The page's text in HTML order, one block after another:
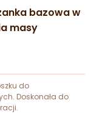
bazowa w
masy
do
Doskonała do